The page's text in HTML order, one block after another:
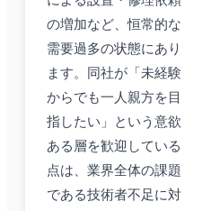
の増加など、恒常的な
需要過多の状態にあり
ます。同社が「未経験
からでも一人親方を目
指したい」という意欲
ある層を歓迎している
点は、業界全体の課題
である技術者不足に対